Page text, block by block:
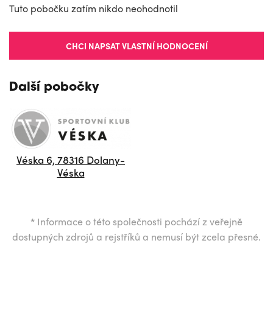
Tuto pobočku zatím nikdo neohodnotil
CHCI NAPSAT VLASTNÍ HODNOCENÍ
Další pobočky
Véska 6, 78316 Dolany-
Véska
* Informace o této společnosti pochází z veřejně
dostupných zdrojů a rejstříků a nemusí být zcela přesné.